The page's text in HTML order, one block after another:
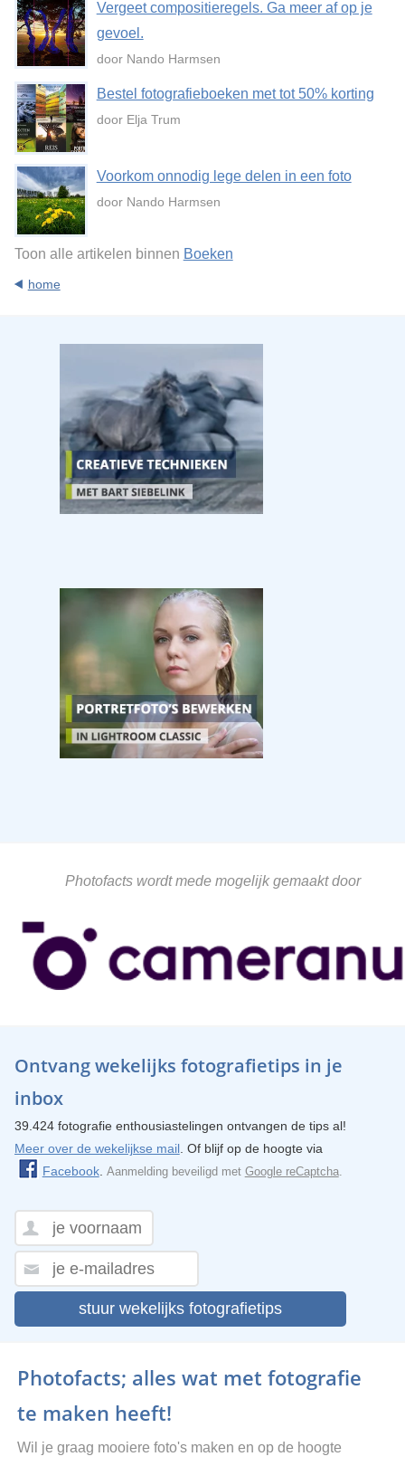
Vergeet compositieregels. Ga meer af op je
gevoel.
door Nando Harmsen
Bestel fotografieboeken met tot 50% korting
door Elja Trum
Voorkom onnodig lege delen in een foto
door Nando Harmsen
Toon alle artikelen binnen Boeken
home
Photofacts wordt mede mogelijk gemaakt door
Ontvang wekelijks fotografietips in je
inbox
39.424 fotografie enthousiastelingen ontvangen de tips al!
Meer over de wekelijkse mail. Of blijf op de hoogte via
Facebook. Aanmelding beveiligd met Google reCaptcha.
stuur wekelijks fotografietips
Photofacts; alles wat met fotografie
te maken heeft!
Wil je graag mooiere foto's maken en op de hoogte